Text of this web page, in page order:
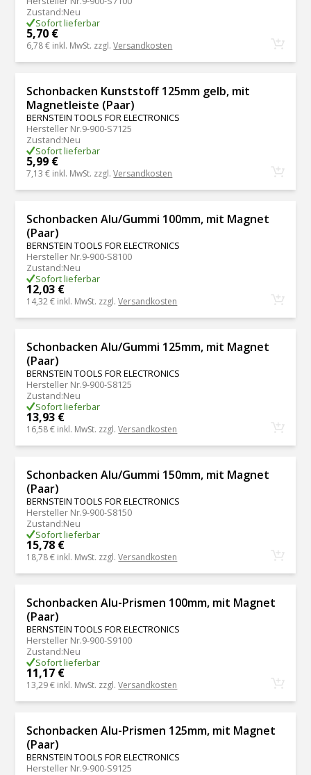
Zustand:Neu
Sofort lieferbar
5,70 €
6,78 € inkl. MwSt. zzgl.Versandkosten
Schonbacken Kunststoff 125mm gelb, mit
Magnetleiste (Paar)
BERNSTEIN TOOLS FOR ELECTRONICS
Hersteller Nr.9-900-S7125
Zustand:Neu
Sofort lieferbar
5,99 €
7,13 € inkl. MwSt. zzgl.Versandkosten
Schonbacken Alu/Gummi 100mm, mit Magnet
(Paar)
BERNSTEIN TOOLS FOR ELECTRONICS
Hersteller Nr.9-900-S8100
Zustand:Neu
Sofort lieferbar
12,03 €
14,32 € inkl. MwSt. zzgl.Versandkosten
Schonbacken Alu/Gummi 125mm, mit Magnet
(Paar)
BERNSTEIN TOOLS FOR ELECTRONICS
Hersteller Nr.9-900-S8125
Zustand:Neu
Sofort lieferbar
13,93 €
16,58 € inkl. MwSt. zzgl.Versandkosten
Schonbacken Alu/Gummi 150mm, mit Magnet
(Paar)
BERNSTEIN TOOLS FOR ELECTRONICS
Hersteller Nr.9-900-S8150
Zustand:Neu
Sofort lieferbar
15,78 €
18,78 € inkl. MwSt. zzgl.Versandkosten
Schonbacken Alu-Prismen 100mm, mit Magnet
(Paar)
BERNSTEIN TOOLS FOR ELECTRONICS
Hersteller Nr.9-900-S9100
Zustand:Neu
Sofort lieferbar
11,17 €
13,29 € inkl. MwSt. zzgl.Versandkosten
Schonbacken Alu-Prismen 125mm, mit Magnet
(Paar)
BERNSTEIN TOOLS FOR ELECTRONICS
Hersteller Nr.9-900-S9125